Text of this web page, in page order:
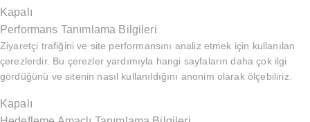
Kapalı
Performans Tanımlama Bilgileri
Ziyaretçi trafiğini ve site performansını analiz etmek için kullanılan
çerezlerdir. Bu çerezler yardımıyla hangi sayfaların daha çok ilgi
gördüğünü ve sitenin nasıl kullanıldığını anonim olarak ölçebiliriz.
Kapalı